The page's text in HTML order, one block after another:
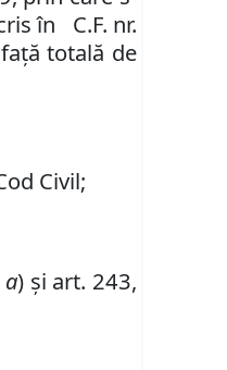
în
C.F. nr.
totală de
Civil;
a) și art. 243,